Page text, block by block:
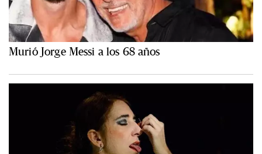
Murió Jorge Messi a los 68 años